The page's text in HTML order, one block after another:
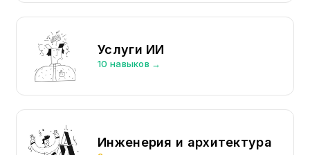
Услуги ИИ
10 навыков →
Инженерия и архитектура